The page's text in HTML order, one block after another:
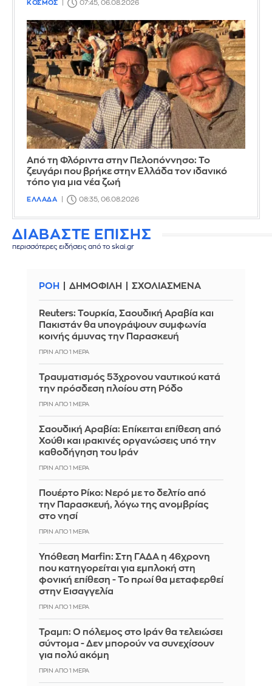
ΚΟΣΜΟΣ 07:45, 06.08.2026
Από τη Φλόριντα στην Πελοπόννησο: Το
ζευγάρι που βρήκε στην Ελλάδα τον ιδανικό
τόπο για μια νέα ζωή
ΕΛΛΑΔΑ 08:35, 06.08.2026
ΔΙΑΒΑΣΤΕ ΕΠΙΣΗΣ
περισσότερες ειδήσεις από το skai.gr
ΡΟΗ ΔΗΜΟΦΙΛΗ ΣΧΟΛΙΑΣΜΕΝΑ
Reuters: Τουρκία, Σαουδική Αραβία και
Πακιστάν θα υπογράψουν συμφωνία
κοινής άμυνας την Παρασκευή
ΠΡΙΝ ΑΠΌ 1 ΜΈΡΑ
Τραυματισμός 53χρονου ναυτικού κατά
την πρόσδεση πλοίου στη Ρόδο
ΠΡΙΝ ΑΠΌ 1 ΜΈΡΑ
Σαουδική Αραβία: Επίκειται επίθεση από
Χούθι και ιρακινές οργανώσεις υπό την
καθοδήγηση του Ιράν
ΠΡΙΝ ΑΠΌ 1 ΜΈΡΑ
Πουέρτο Ρίκο: Νερό με το δελτίο από
την Παρασκευή, λόγω της ανομβρίας
στο νησί
ΠΡΙΝ ΑΠΌ 1 ΜΈΡΑ
Υπόθεση Marfin: Στη ΓΑΔΑ η 46χρονη
που κατηγορείται για εμπλοκή στη
φονική επίθεση - Το πρωί θα μεταφερθεί
στην Εισαγγελία
ΠΡΙΝ ΑΠΌ 1 ΜΈΡΑ
Τραμπ: Ο πόλεμος στο Ιράν θα τελειώσει
σύντομα - Δεν μπορούν να συνεχίσουν
για πολύ ακόμη
ΠΡΙΝ ΑΠΌ 1 ΜΈΡΑ